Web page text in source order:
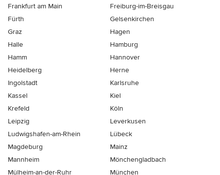
Frankfurt am Main
Freiburg-im-Breisgau
Fürth
Gelsenkirchen
Graz
Hagen
Halle
Hamburg
Hamm
Hannover
Heidelberg
Herne
Ingolstadt
Karlsruhe
Kassel
Kiel
Krefeld
Köln
Leipzig
Leverkusen
Ludwigshafen-am-Rhein
Lübeck
Magdeburg
Mainz
Mannheim
Mönchen­gladbach
Mülheim-an-der-Ruhr
München